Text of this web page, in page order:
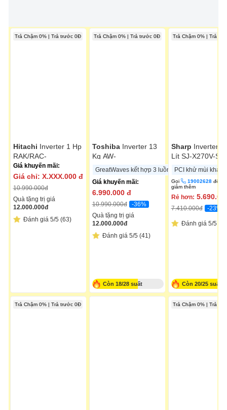
Trả Chậm 0% | Trả trước 0Đ
Hitachi Inverter 1 Hp
RAK/RAC-
CH10PCASV
Giá khuyến mãi:
Giá chỉ: X.XXX.000 đ
10.990.000đ
Quà tặng trị giá
12.000.000đ
Đánh giá 5/5 (63)
Trả Chậm 0% | Trả trước 0Đ
Trả Chậm 0% | Trả trước 0Đ
Toshiba Inverter 13
Kg AW-
DM1400LV(MK)
GreatWaves kết hợp 3 luồng nước
Giá khuyến mãi:
6.990.000 đ
10.990.000đ
-36%
Quà tặng trị giá
12.000.000đ
Đánh giá 5/5 (41)
Còn 18/28 suất
Trả Chậm 0% | Trả
Sharp Inverter
Lít SJ-X270V-SL
PCI khử mùi
Gọi 19002628để
giảm thêm
Rẻ hơn:
7.410.000đ -23%
Đánh giá 5/5
Còn 20/25 suất
Trả Chậm 0% | Trả